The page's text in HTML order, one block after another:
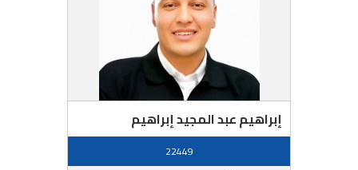
إبراهيم عبد المجيد إبراهيم
22449